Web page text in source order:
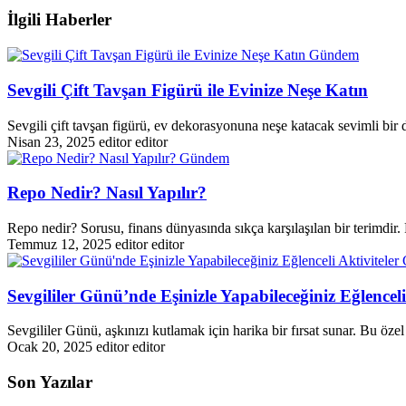
İlgili Haberler
Gündem
Sevgili Çift Tavşan Figürü ile Evinize Neşe Katın
Sevgili çift tavşan figürü, ev dekorasyonuna neşe katacak sevimli
Nisan 23, 2025 editor editor
Gündem
Repo Nedir? Nasıl Yapılır?
Repo nedir? Sorusu, finans dünyasında sıkça karşılaşılan bir
Temmuz 12, 2025 editor editor
Sevgililer Günü’nde Eşinizle Yapabileceğiniz
Sevgililer Günü, aşkınızı kutlamak için harika bir fırsat sunar. Bu
Ocak 20, 2025 editor editor
Son Yazılar